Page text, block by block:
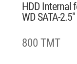
HDD Internal
WD SATA-2.5″
800 TMT